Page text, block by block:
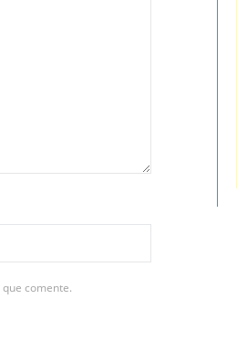
comente.